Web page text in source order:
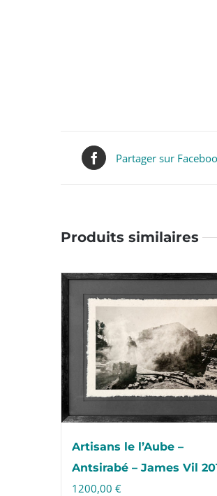
Partager sur
Produits similaires
Artisans le l’Aube –
Antsirabé – James Vil
1200,00 €